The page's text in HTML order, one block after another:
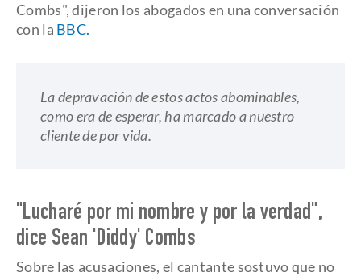
Combs", dijeron los abogados en una conversación
con la BBC.
La depravación de estos actos abominables,
como era de esperar, ha marcado a nuestro
cliente de por vida.
"Lucharé por mi nombre y por la verdad",
dice Sean 'Diddy' Combs
Sobre las acusaciones, el cantante sostuvo que no